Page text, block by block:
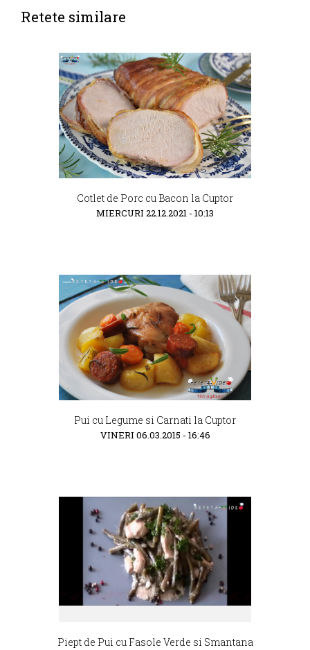
Retete similare
Cotlet de Porc cu Bacon la Cuptor
MIERCURI 22.12.2021 - 10:13
Pui cu Legume si Carnati la Cuptor
VINERI 06.03.2015 - 16:46
Piept de Pui cu Fasole Verde si Smantana